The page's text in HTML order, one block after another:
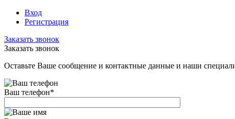
Вход
Регистрация
Заказать звонок
Заказать звонок
Оставьте Ваше сообщение и контактные данные и наши
Ваш телефон*